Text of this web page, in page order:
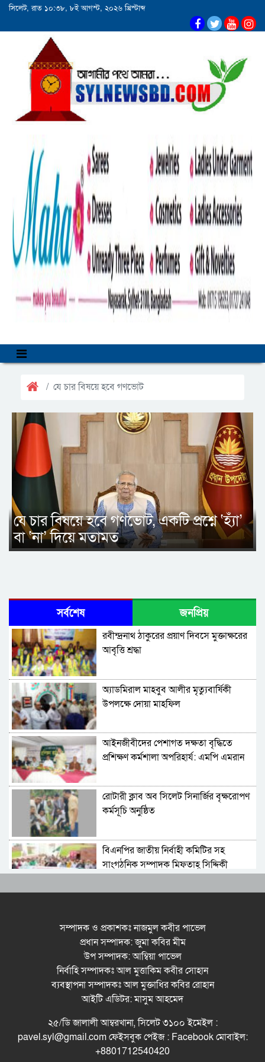
সিলেট, রাত ১০:৩৮, ৮ই আগস্ট, ২০২৬ খ্রিস্টাব্দ
যে চার বিষয়ে হবে গণভোট
যে চার বিষয়ে হবে গণভোট, একটি প্রশ্নে ‘হ্যাঁ’
বা ‘না’ দিয়ে মতামত
সর্বশেষ জনপ্রিয়
রবীন্দ্রনাথ ঠাকুরের প্রয়াণ দিবসে মুক্তাক্ষরের
আবৃত্তি শ্রদ্ধা
অ্যাডমিরাল মাহবুব আলীর মৃত্যুবার্ষিকী
উপলক্ষে দোয়া মাহফিল
‎আইনজীবীদের পেশাগত দক্ষতা বৃদ্ধিতে
প্রশিক্ষণ কর্মশালা অপরিহার্য: এমপি এমরান
রোটারী ক্লাব অব সিলেট সিনার্জির বৃক্ষরোপণ
কর্মসূচি অনুষ্ঠিত
বিএনপির জাতীয় নির্বাহী কমিটির সহ
সাংগঠনিক সম্পাদক মিফতাহ্ সিদ্দিকী
ইসলাম বলেছেন
সিলেটে গ্যাস সংকট নিয়ে যা বলল
জালালাবাদ
অঙ্গীকারে নতুন দিগন্তে মেট্রোপলিটন
ইউনিভার্সিটি রিসার্চ সোসাইটি
সম্পাদক ও প্রকাশকঃ নাজমুল কবীর পাভেল
প্রধান সম্পাদক: জুমা কবির মীম
উপ সম্পাদক: আম্বিয়া পাভেল
নির্বাহি সম্পাদকঃ আল মুত্তাকিম কবীর সোহান
ব্যবস্থাপনা সম্পাদকঃ আল মুক্তাধির কবির রোহান
আইটি এডিটর: মাসুম আহমেদ
২৫/ডি জালালী আম্বরখানা, সিলেট ৩১০০ ইমেইল :
pavel.syl@gmail.com ফেইসবুক পেইজ : Facebook মোবাইল:
+8801712540420